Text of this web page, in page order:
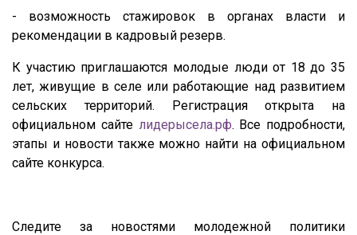
- возможность стажировок в органах власти и
рекомендации в кадровый резерв.
К участию приглашаются молодые люди от 18 до 35
лет, живущие в селе или работающие над развитием
сельских территорий. Регистрация открыта на
официальном сайте лидерысела.рф. Все подробности,
этапы и новости также можно найти на официальном
сайте конкурса.
Следите за новостями молодежной политики